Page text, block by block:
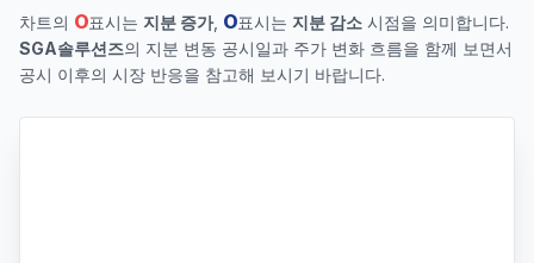
차트의 O표시는 지분 증가, O표시는 지분 감소 시점을 의미합니다.
SGA솔루션즈의 지분 변동 공시일과 주가 변화 흐름을 함께 보면서
공시 이후의 시장 반응을 참고해 보시기 바랍니다.